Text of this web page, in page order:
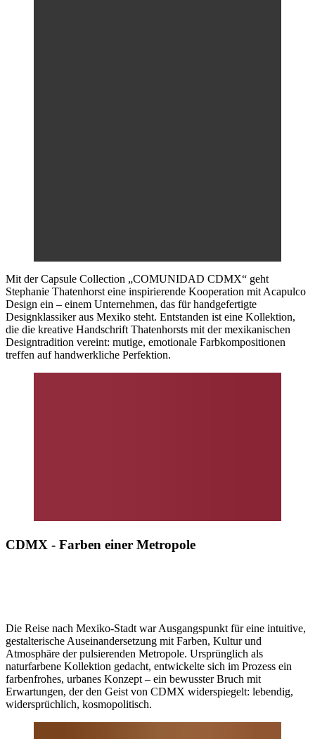
Mit der Capsule Collection „COMUNIDAD CDMX“ geht
Stephanie Thatenhorst eine inspirierende Kooperation mit Acapulco
Design ein – einem Unternehmen, das für handgefertigte
Designklassiker aus Mexiko steht. Entstanden ist eine Kollektion,
die die kreative Handschrift Thatenhorsts mit der mexikanischen
Designtradition vereint: mutige, emotionale Farbkompositionen
treffen auf handwerkliche Perfektion.
CDMX - Farben einer Metropole
Die Reise nach Mexiko-Stadt war Ausgangspunkt für eine intuitive,
gestalterische Auseinandersetzung mit Farben, Kultur und
Atmosphäre der pulsierenden Metropole. Ursprünglich als
naturfarbene Kollektion gedacht, entwickelte sich im Prozess ein
farbenfrohes, urbanes Konzept – ein bewusster Bruch mit
Erwartungen, der den Geist von CDMX widerspiegelt: lebendig,
widersprüchlich, kosmopolitisch.